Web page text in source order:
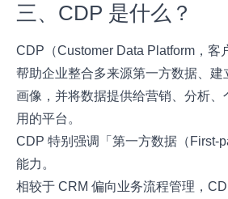
三、CDP 是什么？
CDP（Customer Data Platform，客
帮助企业整合多来源第一方数据、建
画像，并将数据提供给营销、分析、
用的平台。
CDP 特别强调「第一方数据（First-
能力。
相较于 CRM 偏向业务流程管理，